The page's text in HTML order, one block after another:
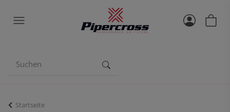
Startseite